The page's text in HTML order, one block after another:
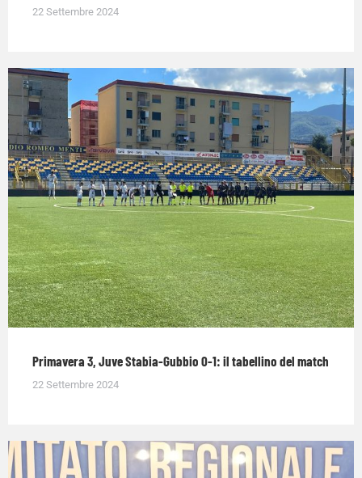
22 Settembre 2024
Primavera 3, Juve Stabia-Gubbio 0-1: il tabellino del match
22 Settembre 2024